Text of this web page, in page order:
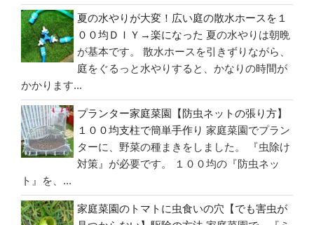
ウ
リ
の
家
庭
菜
園
栽
培
録”
の
夏の水やりが大変！広い庭の散水ホースを１
００均ＤＩＹ→楽になった 夏の水やりは朝晩
が基本です。 散水ホースを引きずりながら、
庭をぐるっと水やりすると、かなりの時間が
かかります...
プランター家庭菜園【防虫ネットの張り方】
１００均支柱で簡単手作り 家庭菜園でプラン
ターに、野菜の種まきをしました。 『虫除け
対策』が必要です。 １００均の『防虫ネッ
ト』を、...
家庭菜園のトマトに虫食いの穴【でも害虫が